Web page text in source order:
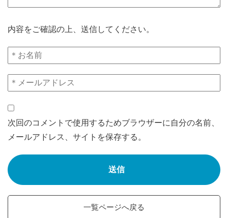
内容をご確認の上、送信してください。
次回のコメントで使用するためブラウザーに自分の名前、
メールアドレス、サイトを保存する。
一覧ページへ戻る